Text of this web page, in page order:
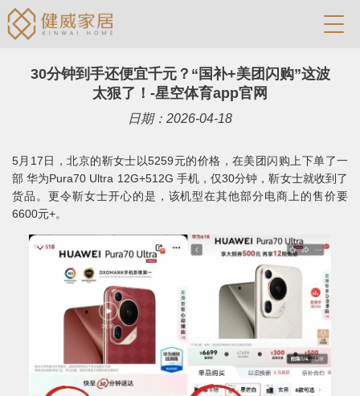
30分钟到手还便宜千元？“国补+美团闪购”这波
太狠了！-星空体育app官网
日期：2026-04-18
5月17日，北京的靳女士以5259元的价格，在美团闪购上下单了一
部 华为Pura70 Ultra 12G+512G 手机，仅30分钟，靳女士就收到了
货品。更令靳女士开心的是，该机型在其他部分电商上的售价要
6600元+。